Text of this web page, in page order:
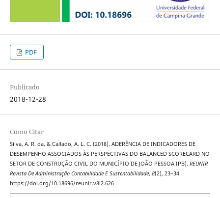
PDF
Publicado
2018-12-28
Como Citar
Silva, A. R. da, & Callado, A. L. C. (2018). ADERÊNCIA DE INDICADORES DE
DESEMPENHO ASSOCIADOS ÀS PERSPECTIVAS DO BALANCED SCORECARD NO
SETOR DE CONSTRUÇÃO CIVIL DO MUNICÍPIO DE JOÃO PESSOA (PB). REUNIR
Revista De Administração Contabilidade E Sustentabilidade, 8(2), 23–34.
https://doi.org/10.18696/reunir.v8i2.626